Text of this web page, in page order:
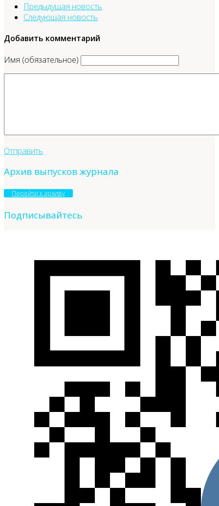
Предыдущая новость
Следующая новость
Добавить комментарий
Имя (обязательное)
Отправить
Архив выпусков журнала
Перейти к архиву
Подписывайтесь